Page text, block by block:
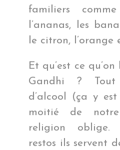
familiers
l’ananas, les
le citron,
Et qu’est ce
Gandhi ? Tout
d’alcool (ça y
moitié de
religion oblige.
restos ils servent